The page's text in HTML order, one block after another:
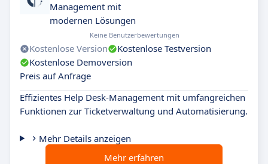
Management mit
modernen Lösungen
Keine Benutzerbewertungen
Kostenlose Version
Kostenlose Testversion
Kostenlose Demoversion
Preis auf Anfrage
Effizientes Help Desk-Management mit umfangreichen
Funktionen zur Ticketverwaltung und Automatisierung.
Mehr Details anzeigen
Mehr erfahren